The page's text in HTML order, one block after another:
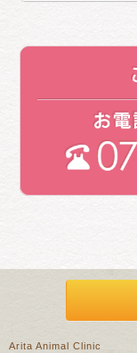
Arita Animal Clinic